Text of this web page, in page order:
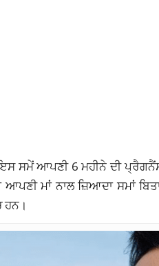
ਇਸ ਸਮੇਂ ਆਪਣੀ 6 ਮਹੀਨੇ ਦੀ
ਆਪਣੀ ਮਾਂ ਨਾਲ ਜ਼ਿਆਦਾ ਸਮਾਂ
ਹਨ।